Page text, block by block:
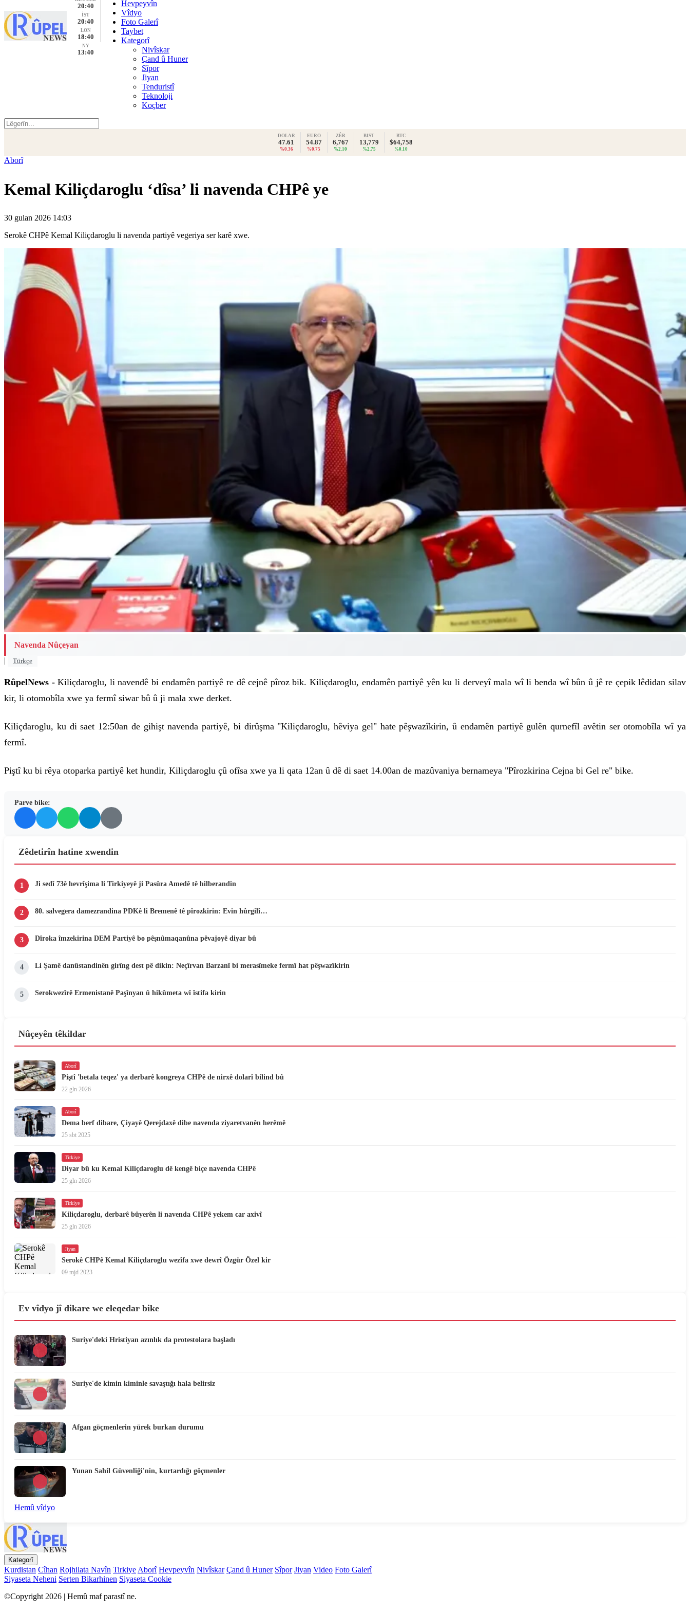
20:40
İST
20:40
LON
18:40
NY
13:40
Hevpeyvîn
Vîdyo
Foto Galerî
Taybet
Kategorî
Nivîskar
Çand û Huner
Sîpor
Jiyan
Tenduristî
Teknoloji
Koçber
DOLAR
47.61
%0.36
EURO
54.87
%0.75
ZÊR
6,767
%2.10
BIST
13,779
%2.75
BTC
$64,758
%0.10
Aborî
Kemal Kiliçdaroglu ‘dîsa’ li navenda CHPê ye
30 gulan 2026 14:03
Serokê CHPê Kemal Kiliçdaroglu li navenda partiyê vegeriya ser karê xwe.
Navenda Nûçeyan
|
Türkçe
RûpelNews -Kiliçdaroglu, li navendê bi endamên partiyê re dê cejnê pîroz bik. Kiliçdaroglu, endamên partiyê yên ku li derveyî mala wî li benda wî bûn û jê re çepik lêdidan silav
kir, li otomobîla xwe ya fermî siwar bû û ji mala xwe derket.
Kiliçdaroglu, ku di saet 12:50an de gihişt navenda partiyê, bi dirûşma "Kiliçdaroglu, hêviya gel" hate pêşwazîkirin, û endamên partiyê gulên qurnefîl avêtin ser otomobîla wî ya
fermî.
Piştî ku bi rêya otoparka partiyê ket hundir, Kiliçdaroglu çû ofîsa xwe ya li qata 12an û dê di saet 14.00an de mazûvaniya bernameya "Pîrozkirina Cejna bi Gel re" bike.
Parve bike:
Zêdetirîn hatine xwendin
1 Ji sedî 73ê hevrîşima li Tirkiyeyê ji Pasûra Amedê tê hilberandin
2 80. salvegera damezrandina PDKê li Bremenê tê pîrozkirin: Evin hûrgilî…
3 Dîroka îmzekirina DEM Partiyê bo pêşnûmaqanûna pêvajoyê diyar bû
4 Li Şamê danûstandinên girîng dest pê dikin: Neçîrvan Barzanî bi merasîmeke fermî hat pêşwazîkirin
5 Serokwezîrê Ermenistanê Paşînyan û hikûmeta wî îstifa kirin
Nûçeyên têkildar
Aborî
Piştî 'betala teqez' ya derbarê kongreya CHPê de nirxê dolarî bilind bû
22 gln 2026
Aborî
Dema berf dibare, Çiyayê Qerejdaxê dibe navenda ziyaretvanên herêmê
25 sbt 2025
Tirkiye
Diyar bû ku Kemal Kiliçdaroglu dê kengê biçe navenda CHPê
25 gln 2026
Tirkiye
Kiliçdaroglu, derbarê bûyerên li navenda CHPê yekem car axivî
25 gln 2026
Jiyan
Serokê CHPê Kemal Kiliçdaroglu wezîfa xwe dewrî Özgür Özel kir
09 mjd 2023
Ev vîdyo jî dikare we eleqedar bike
Suriye'deki Hristiyan azınlık da protestolara başladı
Suriye'de kimin kiminle savaştığı hala belirsiz
Afgan göçmenlerin yürek burkan durumu
Yunan Sahil Güvenliği'nin, kurtardığı göçmenler
Hemû vîdyo
Kategorî
Kurdistan Cîhan Rojhilata Navîn Tirkiye Aborî Hevpeyvîn Nivîskar Çand û Huner Sîpor Jiyan Video Foto Galerî
Siyaseta Neheni Serten Bikarhinen Siyaseta Cookie
©Copyright 2026 | Hemû maf parastî ne.